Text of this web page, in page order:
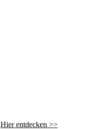
Hier entdecken >>